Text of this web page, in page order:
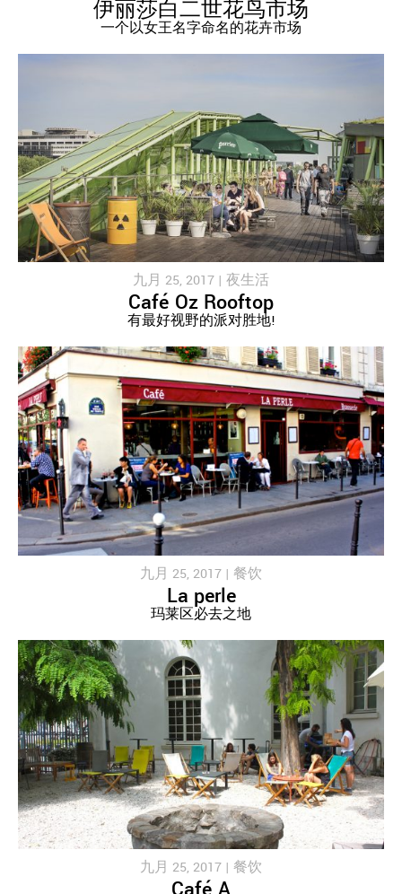
伊丽莎白二世花鸟市场
一个以女王名字命名的花卉市场
九月 25, 2017 | 夜生活
Café Oz Rooftop
有最好视野的派对胜地!
九月 25, 2017 | 餐饮
La perle
玛莱区必去之地
九月 25, 2017 | 餐饮